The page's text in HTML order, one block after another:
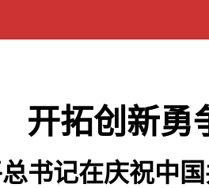
开拓创新勇
书记在庆祝中国